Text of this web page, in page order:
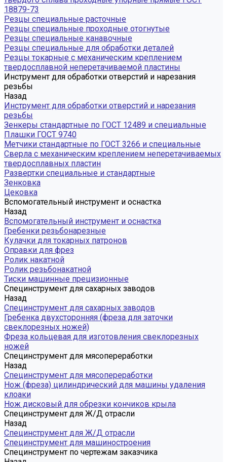
18879-73
Резцы специальные расточные
Резцы специальные проходные отогнутые
Резцы специальные канавочные
Резцы специальные для обработки деталей
Резцы токарные с механическим креплением
твердосплавной неперетачиваемой пластины
Инструмент для обработки отверстий и нарезания
резьбы
Назад
Инструмент для обработки отверстий и нарезания
резьбы
Зенкеры стандартные по ГОСТ 12489 и специальные
Плашки ГОСТ 9740
Метчики стандартные по ГОСТ 3266 и специальные
Сверла с механическим креплением неперетачиваемых
твердосплавных пластин
Развертки специальные и стандартные
Зенковка
Цековка
Вспомогательный инструмент и оснастка
Назад
Вспомогательный инструмент и оснастка
Гребенки резьбонарезные
Кулачки для токарных патронов
Оправки для фрез
Ролик накатной
Ролик резьбонакатной
Тиски машинные прецизионные
Специнструмент для сахарных заводов
Назад
Специнструмент для сахарных заводов
Гребенка двухсторонняя (фреза для заточки
свеклорезных ножей)
Фреза кольцевая для изготовления свеклорезных
ножей
Специнструмент для мясопереработки
Назад
Специнструмент для мясопереработки
Нож (фреза) цилиндрический для машины удаления
клоаки
Нож дисковый для обрезки кончиков крыла
Специнструмент для Ж/Д отрасли
Назад
Специнструмент для Ж/Д отрасли
Специнструмент для машиностроения
Специнструмент по чертежам заказчика